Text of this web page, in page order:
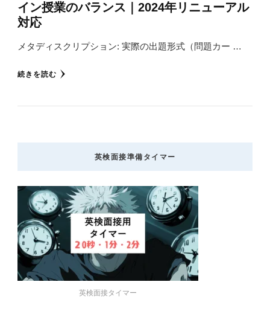
イン授業のバランス｜2024年リニューアル
対応
メタディスクリプション: 実際の出題形式（問題カー …
続きを読む
英検面接準備タイマー
英検面接タイマー